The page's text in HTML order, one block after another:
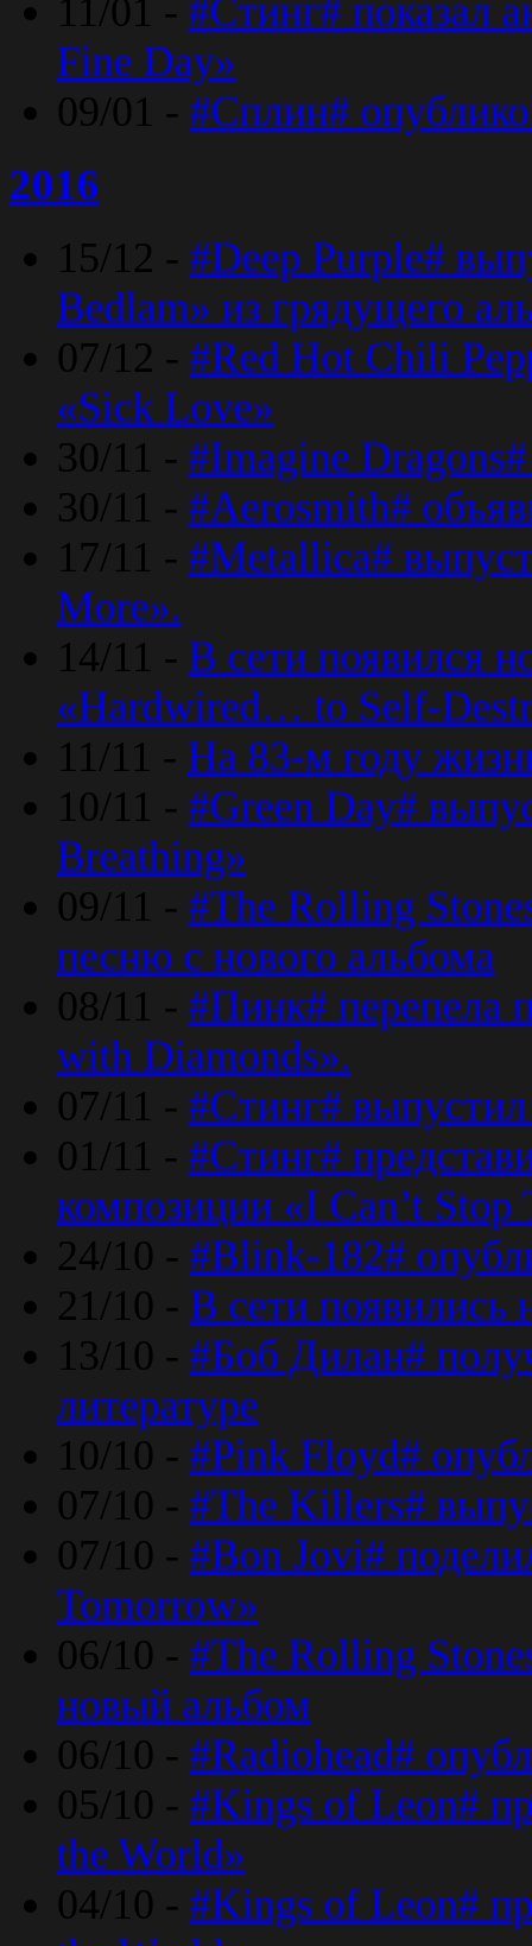
11/01 - #Стинг# показал
Fine Day»
09/01 - #Сплин#
2016
15/12 - #Deep Purple#
Bedlam» из грядущего
07/12 - #Red Hot Chili
«Sick Love»
30/11 - #Imagine
30/11 - #Aerosmith#
17/11 - #Metallica#
More».
14/11 - В сети появился
«Hardwired… to Self-
11/11 - На 83-м году
10/11 - #Green Day#
Breathing»
09/11 - #The Rolling
песню с нового альбома
08/11 - #Пинк# перепела
with Diamonds».
07/11 - #Стинг#
01/11 - #Стинг#
композиции «I Can’t
24/10 - #Blink-182#
21/10 - В сети появились
13/10 - #Боб Дилан#
литературе
10/10 - #Pink Floyd#
07/10 - #The Killers#
07/10 - #Bon Jovi#
Tomorrow»
06/10 - #The Rolling
новый альбом
06/10 - #Radiohead#
05/10 - #Kings of Leon#
the World»
04/10 - #Kings of Leon#